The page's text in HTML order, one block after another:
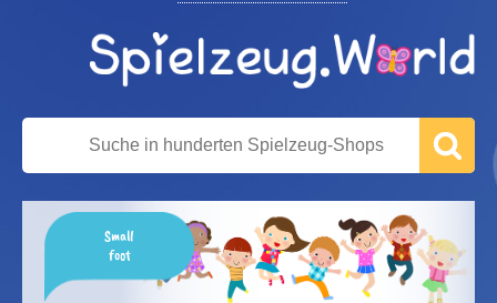
Small
foot